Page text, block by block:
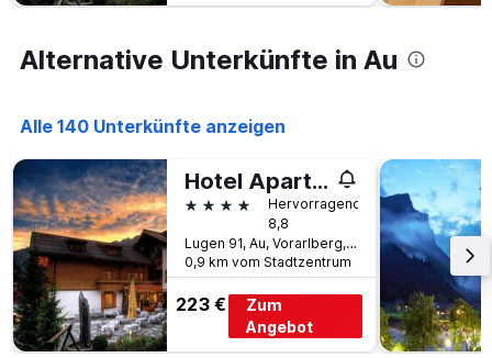
Alternative Unterkünfte in Au
Alle 140 Unterkünfte anzeigen
Hotel Apartments Alpenrose
4 Sterne
Hervorragend
8,8
Lugen 91, Au, Vorarlberg, Österreich
0,9 km vom Stadtzentrum
223 €
Zum
Angebot